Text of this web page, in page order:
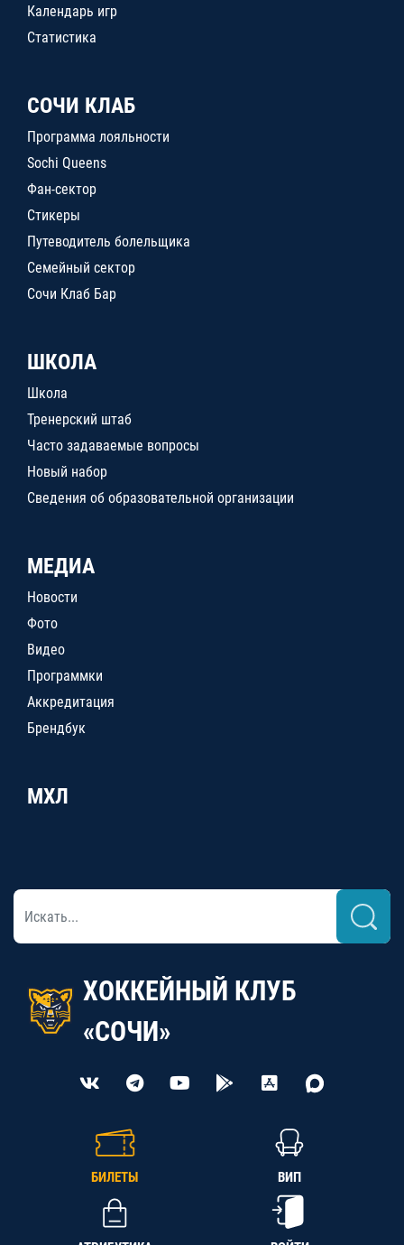
Календарь игр
Статистика
СОЧИ КЛАБ
Программа лояльности
Sochi Queens
Фан-сектор
Стикеры
Путеводитель болельщика
Семейный сектор
Сочи Клаб Бар
ШКОЛА
Школа
Тренерский штаб
Часто задаваемые вопросы
Новый набор
Сведения об образовательной организации
МЕДИА
Новости
Фото
Видео
Программки
Аккредитация
Брендбук
МХЛ
ХОККЕЙНЫЙ КЛУБ
«СОЧИ»
БИЛЕТЫ ВИП